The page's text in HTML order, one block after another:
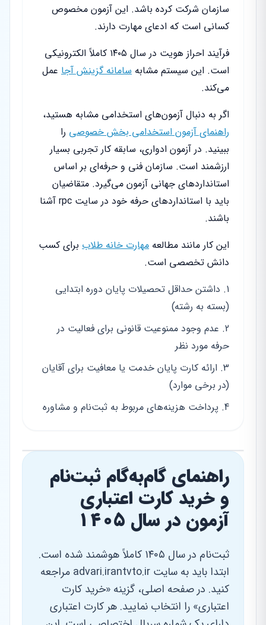
سازمان شرکت کرده باشد. این آزمون مخصوص
کسانی است که ادعای مهارت دارند.
فرآیند احراز هویت در سال ۱۴۰۵ کاملاً الکترونیکی
است. این سیستم مشابه سامانه گزینش آجا عمل
می‌کند.
اگر به دنبال آزمون‌های استخدامی مشابه هستید،
راهنمای آزمون استخدامی بخش خصوصی را
ببینید. در آزمون ادواری، سابقه کار تجربی بسیار
ارزشمند است. سازمان فنی و حرفه‌ای بر اساس
استانداردهای جهانی آزمون می‌گیرد. متقاضیان
باید با استانداردهای حرفه خود در سایت rpc آشنا
باشند.
این کار مانند مطالعه مهارت خانه طلاب برای کسب
دانش تخصصی است.
داشتن حداقل تحصیلات پایان دوره ابتدایی
(بسته به رشته)
عدم وجود ممنوعیت قانونی برای فعالیت در
حرفه مورد نظر
ارائه کارت پایان خدمت یا معافیت برای آقایان
(در برخی موارد)
پرداخت هزینه‌های مربوط به ثبت‌نام و مشاوره
راهنمای گام‌به‌گام ثبت‌نام
و خرید کارت اعتباری
آزمون در سال ۱۴۰۵
ثبت‌نام در سال ۱۴۰۵ کاملاً هوشمند شده است.
ابتدا باید به سایت advari.irantvto.ir مراجعه
کنید. در صفحه اصلی، گزینه «خرید کارت
اعتباری» را انتخاب نمایید. هر کارت اعتباری